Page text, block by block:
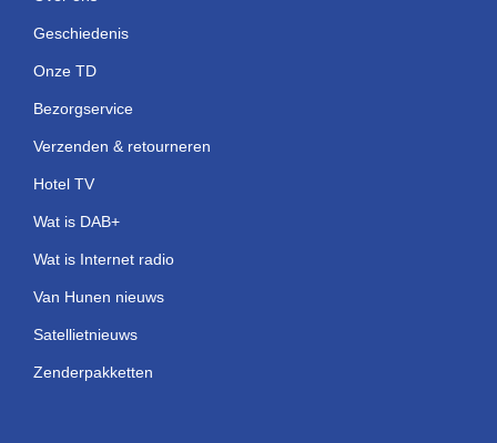
Geschiedenis
Onze TD
Bezorgservice
Verzenden & retourneren
Hotel TV
Wat is DAB+
Wat is Internet radio
Van Hunen nieuws
Satellietnieuws
Zenderpakketten